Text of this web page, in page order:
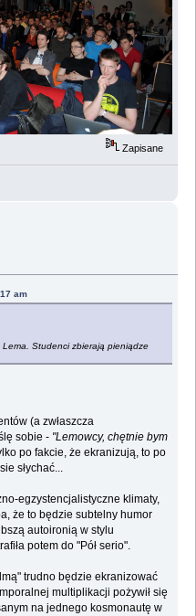
Zapisane
am
Lema. Studenci zbierają pieniądze
(a zwłaszcza
sobie - "Lemowcy, chętnie bym
po fakcie, że ekranizują, to po
słychać...
egzystencjalistyczne klimaty,
że to będzie subtelny humor
autoironią w stylu
potem do "Pół serio".
trudno będzie ekranizować
multiplikacji pożywił się
na jednego kosmonautę w